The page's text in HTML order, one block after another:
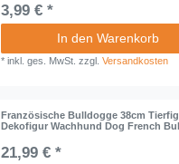
3,99 € *
In den Warenkorb
*inkl. ges. MwSt. zzgl.Versandkosten
Französische Bulldogge 38cm
Dekofigur Wachhund Dog French
21,99 € *